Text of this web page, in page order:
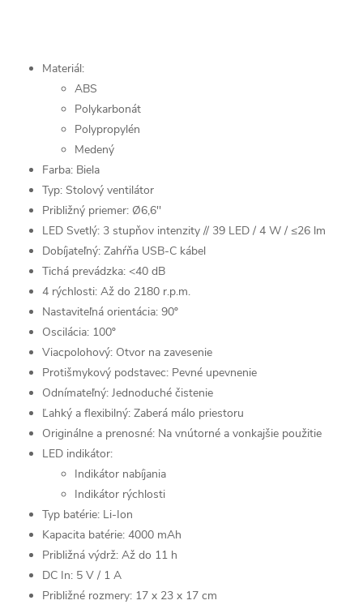
Materiál:
ABS
Polykarbonát
Polypropylén
Medený
Farba: Biela
Typ: Stolový ventilátor
Približný priemer: Ø6,6''
LED Svetlý: 3 stupňov intenzity // 39 LED / 4 W / ≤26 lm
Dobíjateľný: Zahŕňa USB-C kábel
Tichá prevádzka: <40 dB
4 rýchlosti: Až do 2180 r.p.m.
Nastaviteľná orientácia: 90º
Oscilácia: 100º
Viacpolohový: Otvor na zavesenie
Protišmykový podstavec: Pevné upevnenie
Odnímateľný: Jednoduché čistenie
Ľahký a flexibilný: Zaberá málo priestoru
Originálne a prenosné: Na vnútorné a vonkajšie použitie
LED indikátor:
Indikátor nabíjania
Indikátor rýchlosti
Typ batérie: Li-Ion
Kapacita batérie: 4000 mAh
Približná výdrž: Až do 11 h
DC In: 5 V / 1 A
Približné rozmery: 17 x 23 x 17 cm